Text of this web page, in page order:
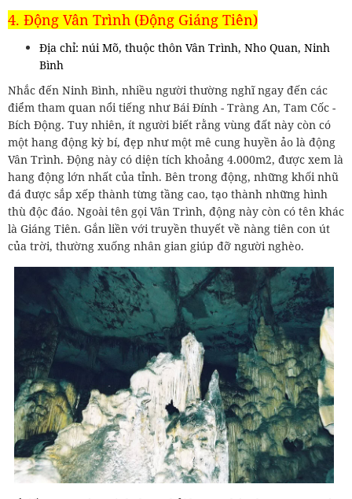
4. Động Vân Trình (Động Giáng Tiên)
Địa chỉ: núi Mõ, thuộc thôn Vân Trình, Nho Quan, Ninh
Bình
Nhắc đến Ninh Bình, nhiều người thường nghĩ ngay đến các
điểm tham quan nổi tiếng như Bái Đính - Tràng An, Tam Cốc -
Bích Động. Tuy nhiên, ít người biết rằng vùng đất này còn có
một hang động kỳ bí, đẹp như một mê cung huyền ảo là động
Vân Trình. Động này có diện tích khoảng 4.000m2, được xem là
hang động lớn nhất của tỉnh. Bên trong động, những khối nhũ
đá được sắp xếp thành từng tầng cao, tạo thành những hình
thù độc đáo. Ngoài tên gọi Vân Trình, động này còn có tên khác
là Giáng Tiên. Gắn liền với truyền thuyết về nàng tiên con út
của trời, thường xuống nhân gian giúp đỡ người nghèo.